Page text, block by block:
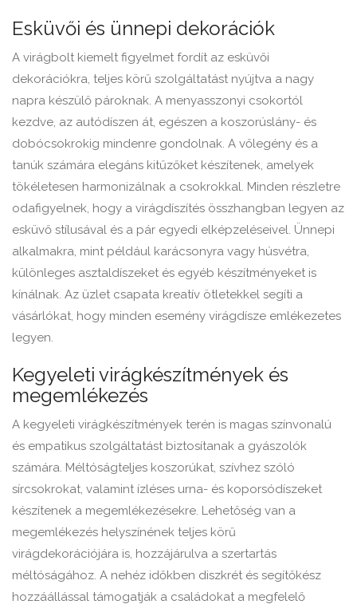
Esküvői és ünnepi dekorációk
A virágbolt kiemelt figyelmet fordít az esküvői
dekorációkra, teljes körű szolgáltatást nyújtva a nagy
napra készülő pároknak. A menyasszonyi csokortól
kezdve, az autódíszen át, egészen a koszorúslány- és
dobócsokrokig mindenre gondolnak. A vőlegény és a
tanúk számára elegáns kitűzőket készítenek, amelyek
tökéletesen harmonizálnak a csokrokkal. Minden részletre
odafigyelnek, hogy a virágdíszítés összhangban legyen az
esküvő stílusával és a pár egyedi elképzeléseivel. Ünnepi
alkalmakra, mint például karácsonyra vagy húsvétra,
különleges asztaldíszeket és egyéb készítményeket is
kínálnak. Az üzlet csapata kreatív ötletekkel segíti a
vásárlókat, hogy minden esemény virágdísze emlékezetes
legyen.
Kegyeleti virágkészítmények és
megemlékezés
A kegyeleti virágkészítmények terén is magas színvonalú
és empatikus szolgáltatást biztosítanak a gyászolók
számára. Méltóságteljes koszorúkat, szívhez szóló
sírcsokrokat, valamint ízléses urna- és koporsódíszeket
készítenek a megemlékezésekre. Lehetőség van a
megemlékezés helyszínének teljes körű
virágdekorációjára is, hozzájárulva a szertartás
méltóságához. A nehéz időkben diszkrét és segítőkész
hozzáállással támogatják a családokat a megfelelő